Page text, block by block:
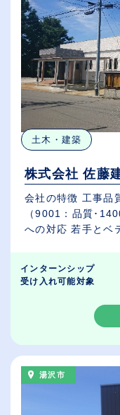
土木・建築
株式会社 佐藤
会社の特徴 工事品質を図るためのISOを認証取得
（9001：品質･
への対応 若手とベ
インターンシップ
受け入れ可能対象
湯沢市